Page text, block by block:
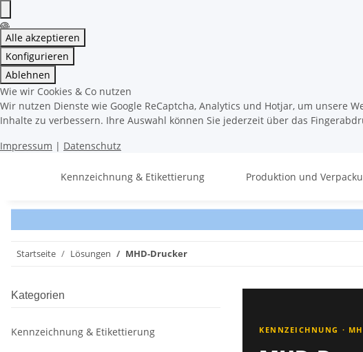
Alle akzeptieren
Konfigurieren
Ablehnen
Wie wir Cookies & Co nutzen
Wir nutzen Dienste wie Google ReCaptcha, Analytics und Hotjar, um
Inhalte zu verbessern. Ihre Auswahl können Sie jederzeit über das
Impressum | Datenschutz
Kennzeichnung & Etikettierung Produktion und
Startseite Lösungen MHD-Drucker
KENNZEICHNUNG ·
Kategorien
Kennzeichnung & Etikettierung